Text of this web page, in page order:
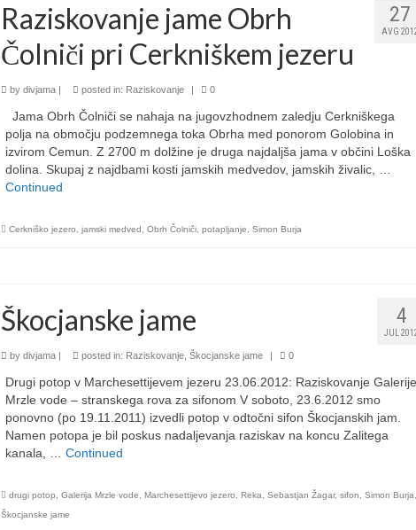
27
AVG
Raziskovanje jame Obrh
Čolniči pri Cerkniškem jezeru
by divjama| posted in: Raziskovanje | 0
Jama Obrh Čolniči se nahaja na jugovzhodnem zaledju Cerkniškega
polja na območju podzemnega toka Obrha med ponorom Golobina in
izvirom Cemun. Z 2700 m dolžine je druga najdaljša jama v občini Loška
dolina. Skupaj z najdbami kosti jamskih medvedov, jamskih živalic, …
Continued
Cerkniško jezero jamski medved Obrh Čolniči, potapljanje Simon Burja
4
JUL
Škocjanske jame
by divjama| posted in: Raziskovanje, Škocjanske jame | 0
Drugi potop v Marchesettijevem jezeru 23.06.2012: Raziskovanje Galerije
Mrzle vode – stranskega rova za sifonom V soboto, 23.6.2012 smo
ponovno (po 19.11.2011) izvedli potop v odtočni sifon Škocjanskih jam.
Namen potopa je bil poskus nadaljevanja raziskav na koncu Zalitega
kanala, … Continued
drugi potop Galerija Mrzle vode Marchesettijevo jezero Reka Sebastjan Žagar, sifon Simon Burja
Škocjanske jame